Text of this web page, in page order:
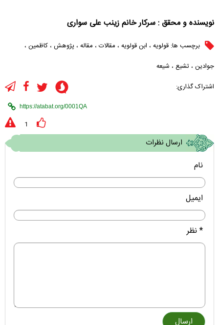
نویسنده و محقق : سرکار خانم زینب علی سواری
برچسب ها: قولویه ، ابن قولویه ، مقالات ، مقاله ، پژوهش ، کاظمین ،
جوادین ، تشیع ، شیعه
اشتراک گذاری:
1
ارسال نظرات
نام
ایمیل
* نظر